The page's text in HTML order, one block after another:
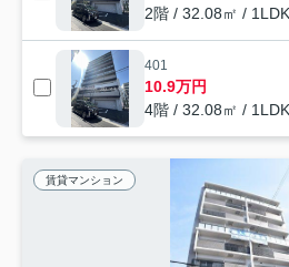
2階 / 32.08㎡ / 1LDK
401
10.9万円
4階 / 32.08㎡ / 1LDK
賃貸マンション